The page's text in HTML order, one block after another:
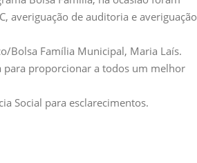
averiguação de auditoria e averiguação
Bolsa Família Municipal, Maria Laís.
para proporcionar a todos um melhor
Social para esclarecimentos.